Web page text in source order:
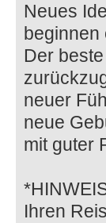
Neues
beginnen
Der
neuer
neue
mit guter
Ihren